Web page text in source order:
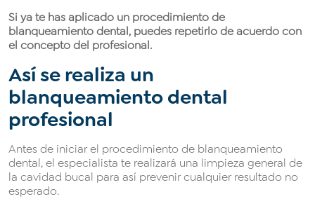
Si ya te has aplicado un procedimiento de
blanqueamiento dental, puedes repetirlo de acuerdo con
el concepto del profesional.
Así se realiza un
blanqueamiento dental
profesional
Antes de iniciar el procedimiento de blanqueamiento
dental, el especialista te realizará una limpieza general de
la cavidad bucal para así prevenir cualquier resultado no
esperado.